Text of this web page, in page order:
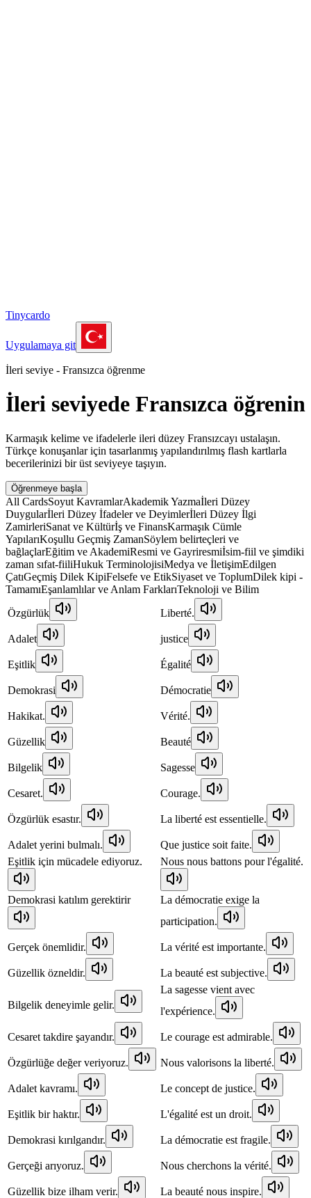
Tinycardo
Uygulamaya git
İleri seviye - Fransızca öğrenme
İleri seviyede Fransızca öğrenin
Karmaşık kelime ve ifadelerle ileri düzey Fransızcayı ustalaşın.
Türkçe konuşanlar için tasarlanmış yapılandırılmış flash kartlarla
becerilerinizi bir üst seviyeye taşıyın.
Öğrenmeye başla
All CardsSoyut KavramlarAkademik Yazmaİleri Düzey
Duygularİleri Düzey İfadeler ve Deyimlerİleri Düzey İlgi
ZamirleriSanat ve Kültürİş ve FinansKarmaşık Cümle
YapılarıKoşullu Geçmiş ZamanSöylem belirteçleri ve
bağlaçlarEğitim ve AkademiResmi ve Gayriresmiİsim-fiil ve şimdiki
zaman sıfat-fiiliHukuk TerminolojisiMedya ve İletişimEdilgen
ÇatıGeçmiş Dilek KipiFelsefe ve EtikSiyaset ve ToplumDilek kipi -
TamamıEşanlamlılar ve Anlam FarklarıTeknoloji ve Bilim
Özgürlük
Liberté.
Adalet justice
Eşitlik Égalité
Demokrasi Démocratie
Hakikat. Vérité.
Güzellik Beauté
Bilgelik Sagesse
Cesaret. Courage.
Özgürlük esastır. La liberté est essentielle.
Adalet yerini bulmalı.
Que justice soit faite.
Eşitlik için mücadele ediyoruz.
Nous nous battons pour l'égalité.
Demokrasi katılım gerektirir
La démocratie exige la
participation.
Gerçek önemlidir. La vérité est importante.
Güzellik özneldir. La beauté est subjective.
Bilgelik deneyimle gelir.
La sagesse vient avec
l'expérience.
Cesaret takdire şayandır. Le courage est admirable.
Özgürlüğe değer veriyoruz. Nous valorisons la liberté.
Adalet kavramı. Le concept de justice.
Eşitlik bir haktır. L'égalité est un droit.
Demokrasi kırılgandır. La démocratie est fragile.
Gerçeği arıyoruz. Nous cherchons la vérité.
Güzellik bize ilham verir.
La beauté nous inspire.